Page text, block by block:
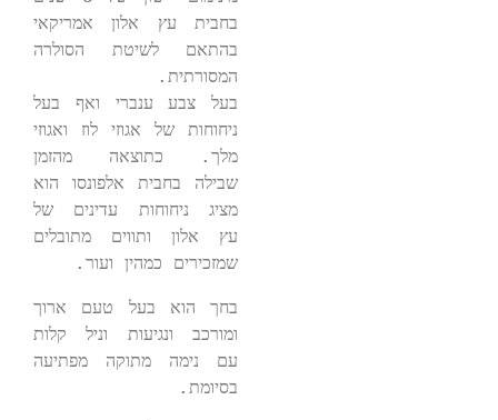
בחבית עץ אלון אמריקאי
בהתאם לשיטת הסולרה
בעל צבע ענברי
ואף בעל
ניחוחות של אגוזי לוז ואגוזי
מלך. כתוצאה מהזמן
שבילה בחבית אלפונסו הוא
מציג ניחוחות עדינים של
עץ אלון ותווים מתובלים
שמזכירים כמהין ועור.
בחך הוא בעל טעם ארוך
ומורכב ונגיעות וניל קלות
עם נימה מתוקה מפתיעה
בסיומת.